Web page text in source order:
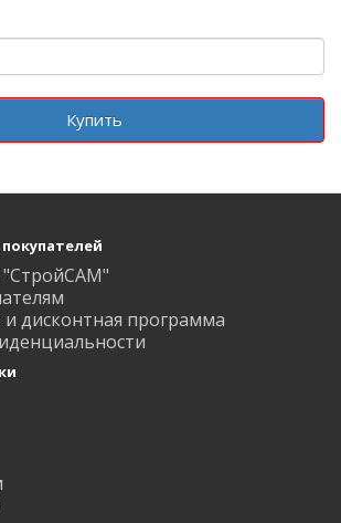
Купить
и дисконтная программа